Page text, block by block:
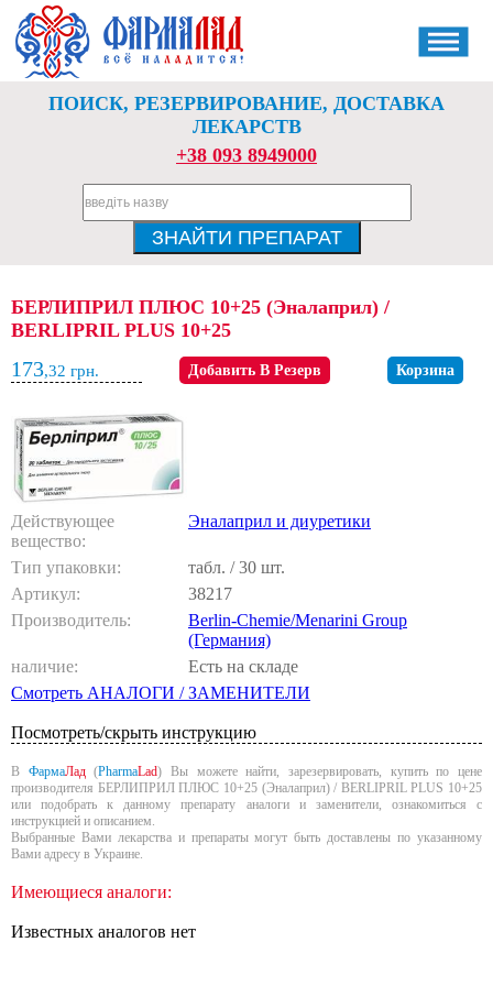
ПОИСК, РЕЗЕРВИРОВАНИЕ, ДОСТАВКА
ЛЕКАРСТВ
+38 093 8949000
БЕРЛИПРИЛ ПЛЮС 10+25 (Эналаприл) /
BERLIPRIL PLUS 10+25
173,32 грн. Добавить В Резерв Корзина
Действующее
вещество:
Эналаприл и диуретики
Тип упаковки:
табл. / 30 шт.
Артикул:
38217
Производитель:
Berlin-Chemie/Menarini Group
(Германия)
наличие:
Есть на складе
Смотреть АНАЛОГИ / ЗАМЕНИТЕЛИ
Посмотреть/скрыть инструкцию
В ФармаЛад(PharmaLad) Вы можете найти, зарезервировать, купить по цене
производителя БЕРЛИПРИЛ ПЛЮС 10+25 (Эналаприл) / BERLIPRIL PLUS 10+25
или подобрать к данному препарату аналоги и заменители, ознакомиться с
инструкцией и описанием.
Выбранные Вами лекарства и препараты могут быть доставлены по указанному
Вами адресу в Украине.
Имеющиеся аналоги:
Известных аналогов нет